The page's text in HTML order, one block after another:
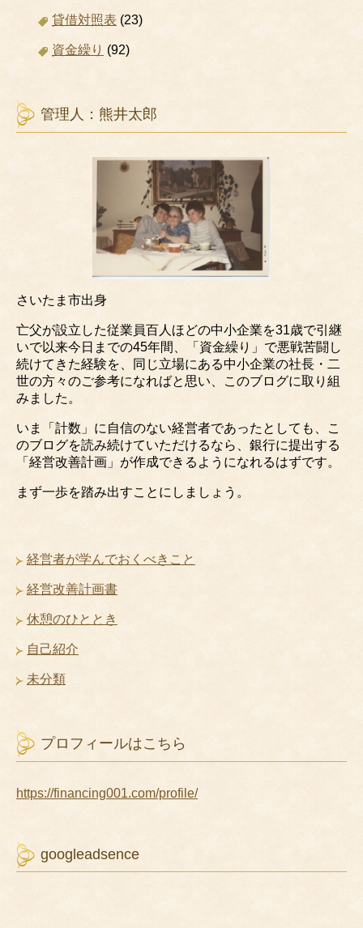
貸借対照表 (23)
資金繰り (92)
管理人：熊井太郎
さいたま市出身
亡父が設立した従業員百人ほどの中小企業を31歳で引継
いで以来今日までの45年間、「資金繰り」で悪戦苦闘し
続けてきた経験を、同じ立場にある中小企業の社長・二
世の方々のご参考になればと思い、このブログに取り組
みました。
いま「計数」に自信のない経営者であったとしても、こ
のブログを読み続けていただけるなら、銀行に提出する
「経営改善計画」が作成できるようになれるはずです。
まず一歩を踏み出すことにしましょう。
経営者が学んでおくべきこと
経営改善計画書
休憩のひととき
自己紹介
未分類
プロフィールはこちら
https://financing001.com/profile/
googleadsence